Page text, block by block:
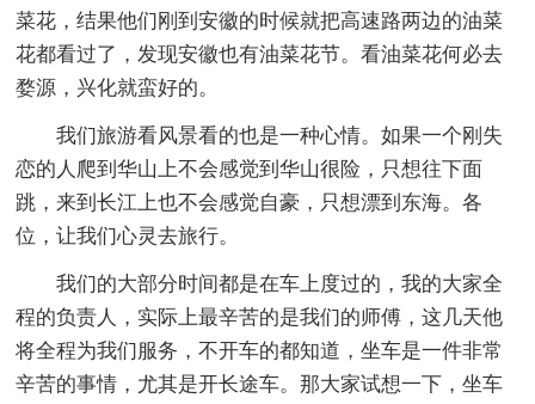
菜花，结果他们刚到安徽的时候就把高速路两边的油菜
花都看过了，发现安徽也有油菜花节。看油菜花何必去
婺源，兴化就蛮好的。
我们旅游看风景看的也是一种心情。如果一个刚失
恋的人爬到华山上不会感觉到华山很险，只想往下面
跳，来到长江上也不会感觉自豪，只想漂到东海。各
位，让我们心灵去旅行。
我们的大部分时间都是在车上度过的，我的大家全
程的负责人，实际上最辛苦的是我们的师傅，这几天他
将全程为我们服务，不开车的都知道，坐车是一件非常
辛苦的事情，尤其是开长途车。那大家试想一下，坐车